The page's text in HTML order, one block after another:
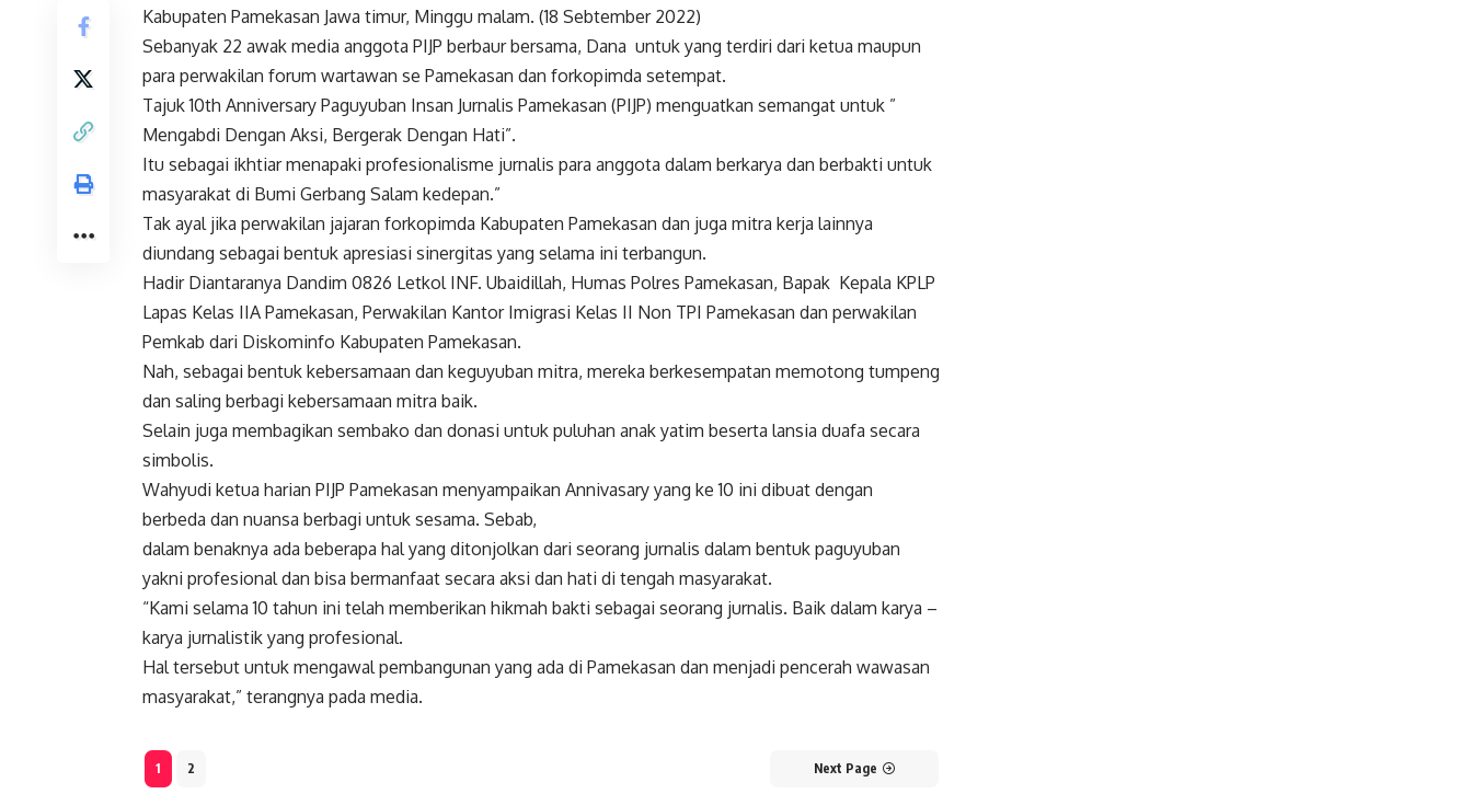
Kabupaten Pamekasan Jawa timur, Minggu malam. (18 Sebtember 2022)
Sebanyak 22 awak media anggota PIJP berbaur bersama, Dana untuk yang terdiri dari ketua maupun
para perwakilan forum wartawan se Pamekasan dan forkopimda setempat.
Tajuk 10th Anniversary Paguyuban Insan Jurnalis Pamekasan (PIJP) menguatkan semangat untuk ”
Mengabdi Dengan Aksi, Bergerak Dengan Hati”.
Itu sebagai ikhtiar menapaki profesionalisme jurnalis para anggota dalam berkarya dan berbakti untuk
masyarakat di Bumi Gerbang Salam kedepan.”
Tak ayal jika perwakilan jajaran forkopimda Kabupaten Pamekasan dan juga mitra kerja lainnya
diundang sebagai bentuk apresiasi sinergitas yang selama ini terbangun.
Hadir Diantaranya Dandim 0826 Letkol INF. Ubaidillah, Humas Polres Pamekasan, Bapak Kepala KPLP
Lapas Kelas IIA Pamekasan, Perwakilan Kantor Imigrasi Kelas II Non TPI Pamekasan dan perwakilan
Pemkab dari Diskominfo Kabupaten Pamekasan.
Nah, sebagai bentuk kebersamaan dan keguyuban mitra, mereka berkesempatan memotong tumpeng
dan saling berbagi kebersamaan mitra baik.
Selain juga membagikan sembako dan donasi untuk puluhan anak yatim beserta lansia duafa secara
simbolis.
Wahyudi ketua harian PIJP Pamekasan menyampaikan Annivasary yang ke 10 ini dibuat dengan
berbeda dan nuansa berbagi untuk sesama. Sebab,
dalam benaknya ada beberapa hal yang ditonjolkan dari seorang jurnalis dalam bentuk paguyuban
yakni profesional dan bisa bermanfaat secara aksi dan hati di tengah masyarakat.
“Kami selama 10 tahun ini telah memberikan hikmah bakti sebagai seorang jurnalis. Baik dalam karya –
karya jurnalistik yang profesional.
Hal tersebut untuk mengawal pembangunan yang ada di Pamekasan dan menjadi pencerah wawasan
masyarakat,” terangnya pada media.
1 2 Next Page